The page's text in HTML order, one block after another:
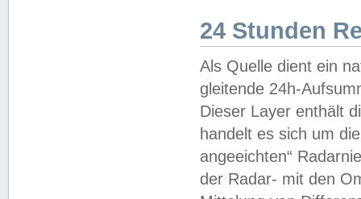
24 Stunden
Als Quelle dient ein
gleitende 24h-
Dieser Layer enthält
handelt es sich um
angeeichten“
der Radar- mit den